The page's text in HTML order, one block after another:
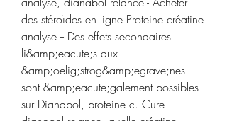
des stéroïdes en ligne Proteine créatine
analyse -- Des effets secondaires
li&amp;eacute;s aux
&amp;oelig;strog&amp;egrave;nes
sont &amp;eacute;galement possibles
sur Dianabol, proteine c. Cure